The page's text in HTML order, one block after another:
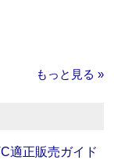
もっと見る »
適正販売ガイド